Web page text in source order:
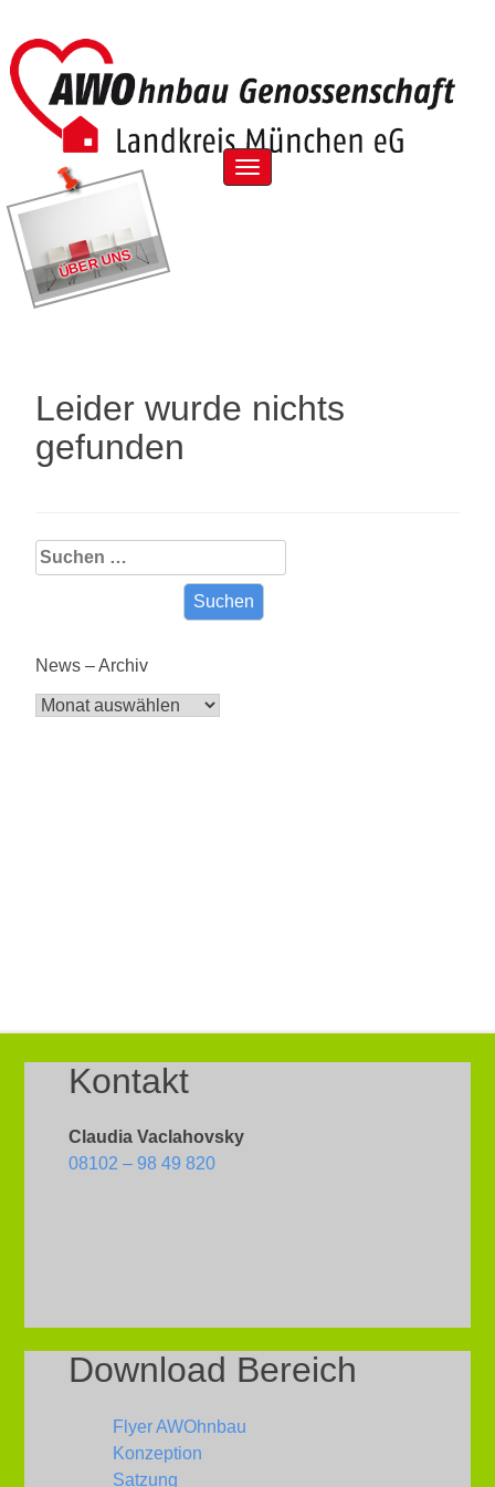
content
Menu
ÜBER UNS
Leider wurde nichts
gefunden
Suche
nach:
News – Archiv
News
Kontakt
Claudia Vaclahovsky
08102 – 98 49 820
Download Bereich
Flyer AWOhnbau
Konzeption
Satzung